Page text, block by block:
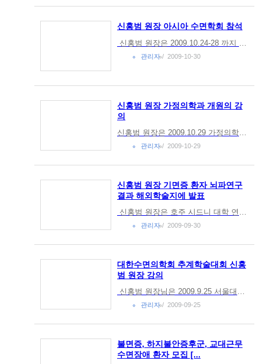
신홍범 원장 아시아 수면학회 참석
관리자 2009-10-30
신홍범 원장 가정의학과 개원의 강
의
관리자 2009-10-29
신홍범 원장 기면증 환자 뇌파연구
결과 해외학술지에 발표
관리자 2009-09-30
대한수면의학회 추계학술대회 신홍
범 원장 강의
관리자 2009-09-25
불면증, 하지불안증후군, 교대근무
수면장애 환자 모집 [...